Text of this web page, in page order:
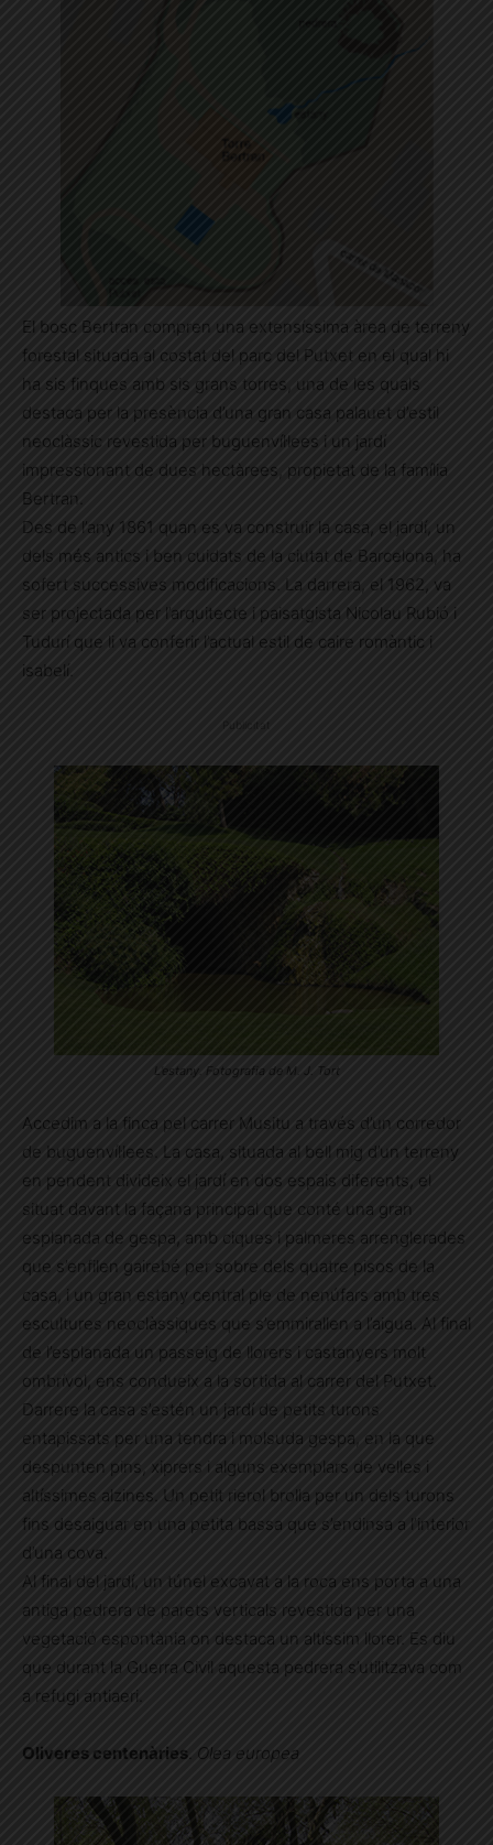
El bosc Bertran compren una extensíssima àrea de terreny
forestal situada al costat del parc del Putxet en el qual hi
ha sis finques amb sis grans torres, una de les quals
destaca per la presència d’una gran casa palauet d’estil
neoclàssic revestida per buguenvíl·lees i un jardí
impressionant de dues hectàrees, propietat de la família
Bertran.
Des de l’any 1861 quan es va construir la casa, el jardí, un
dels més antics i ben cuidats de la ciutat de Barcelona, ha
sofert successives modificacions. La darrera, el 1962, va
ser projectada per l’arquitecte i paisatgista Nicolau Rubió i
Tudurí que li va conferir l’actual estil de caire romàntic i
isabelí.
Publicitat
L’estany. Fotografia de M. J. Tort
Accedim a la finca pel carrer Musitu a través d’un corredor
de buguenvíl·lees. La casa, situada al bell mig d’un terreny
en pendent divideix el jardí en dos espais diferents, el
situat davant la façana principal que conté una gran
esplanada de gespa, amb ciques i palmeres arrenglerades
que s’enfilen gairebé per sobre dels quatre pisos de la
casa, i un gran estany central ple de nenúfars amb tres
escultures neoclàssiques que s’emmirallen a l’aigua. Al final
de l’esplanada un passeig de llorers i castanyers molt
ombrívol, ens condueix a la sortida al carrer del Putxet.
Darrere la casa s’estén un jardí de petits turons
entapissats per una tendra i molsuda gespa, en la que
despunten pins, xiprers i alguns exemplars de velles i
altíssimes alzines. Un petit rierol brolla per un dels turons
fins desaiguar en una petita bassa que s’endinsa a l’interior
d’una cova.
Al final del jardí, un túnel excavat a la roca ens porta a una
antiga pedrera de parets verticals revestida per una
vegetació espontània on destaca un altíssim llorer. Es diu
que durant la Guerra Civil aquesta pedrera s’utilitzava com
a refugi antiaeri.
Oliveres centenàries. Olea europea